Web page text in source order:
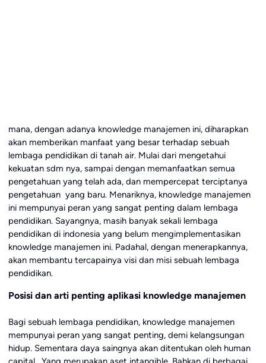
mana, dengan adanya knowledge manajemen ini, diharapkan
akan memberikan manfaat yang besar terhadap sebuah
lembaga pendidikan di tanah air. Mulai dari mengetahui
kekuatan sdm nya, sampai dengan memanfaatkan semua
pengetahuan yang telah ada, dan mempercepat terciptanya
pengetahuan yang baru. Menariknya, knowledge manajemen
ini mempunyai peran yang sangat penting dalam lembaga
pendidikan. Sayangnya, masih banyak sekali lembaga
pendidikan di indonesia yang belum mengimplementasikan
knowledge manajemen ini. Padahal, dengan menerapkannya,
akan membantu tercapainya visi dan misi sebuah lembaga
pendidikan.
Posisi dan arti penting aplikasi knowledge manajemen
Bagi sebuah lembaga pendidikan, knowledge manajemen
mempunyai peran yang sangat penting, demi kelangsungan
hidup. Sementara daya saingnya akan ditentukan oleh human